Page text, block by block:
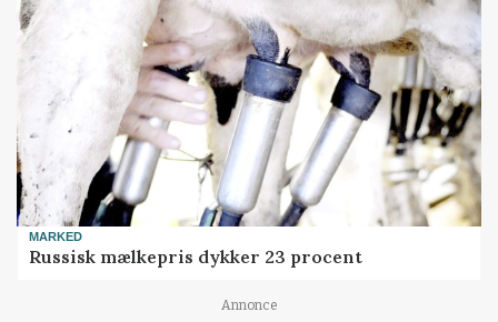
MARKED
Russisk mælkepris dykker 23 procent
Annonce